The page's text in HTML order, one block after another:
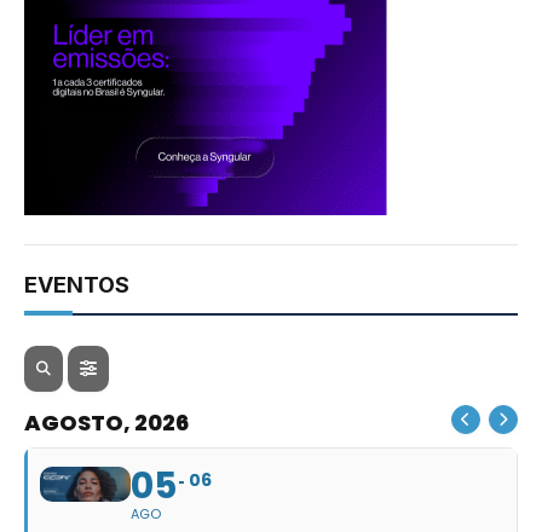
EVENTOS
AGOSTO, 2026
05
AGO
06